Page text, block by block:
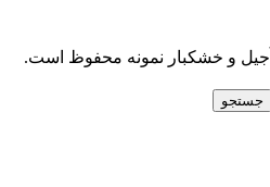
و خشکبار نمونه محفوظ است.
جستجو